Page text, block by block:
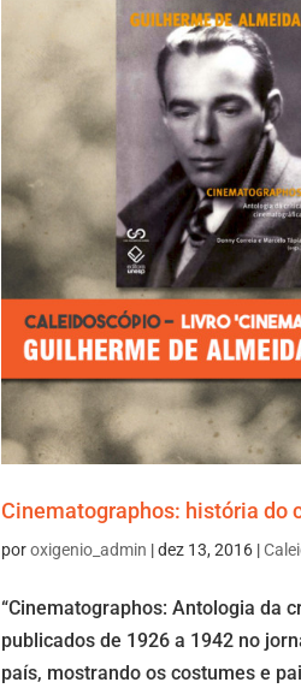
Cinematographos: história do
poroxigenio_admin |dez 13, 2016 |
“Cinematographos: Antologia da
publicados de 1926 a 1942 no
país, mostrando os costumes e